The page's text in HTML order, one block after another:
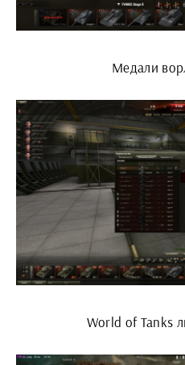
Медали
World of Tanks